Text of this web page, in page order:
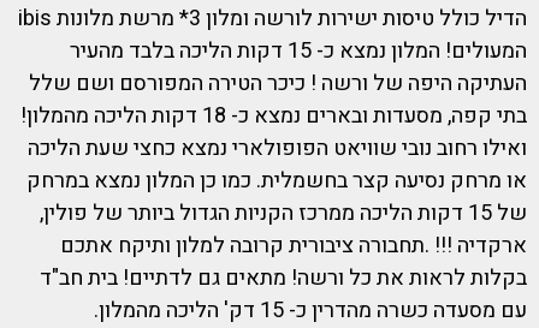
הדיל כולל טיסות ישירות לורשה ומלון 3* מרשת מלונות ibis
המעולים! המלון נמצא כ- 15 דקות הליכה בלבד מהעיר
העתיקה היפה של ורשה ! כיכר הטירה המפורסם ושם שלל
בתי קפה, מסעדות ובארים נמצא כ- 18 דקות הליכה מהמלון!
ואילו רחוב נובי שוויאט הפופולארי נמצא כחצי שעת הליכה
או מרחק נסיעה קצר בחשמלית. כמו כן המלון נמצא במרחק
של 15 דקות הליכה ממרכז הקניות הגדול ביותר של פולין,
ארקדיה !!! .תחבורה ציבורית קרובה למלון ותיקח אתכם
בקלות לראות את כל ורשה! מתאים גם לדתיים! בית חב"ד
עם מסעדה כשרה מהדרין כ- 15 דק' הליכה מהמלון.